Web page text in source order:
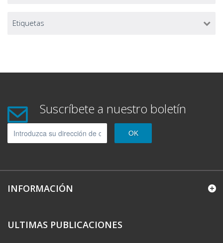
Etiquetas
Suscríbete a nuestro boletín
OK
INFORMACIÓN
ULTIMAS PUBLICACIONES